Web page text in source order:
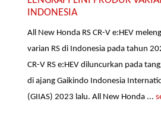
INDONESIA
All New Honda RS CR-V e:HEV
varian RS di Indonesia pada tahun
CR-V RS e:HEV diluncurkan pada
di ajang Gaikindo Indonesia
(GIIAS) 2023 lalu. All New Honda ...